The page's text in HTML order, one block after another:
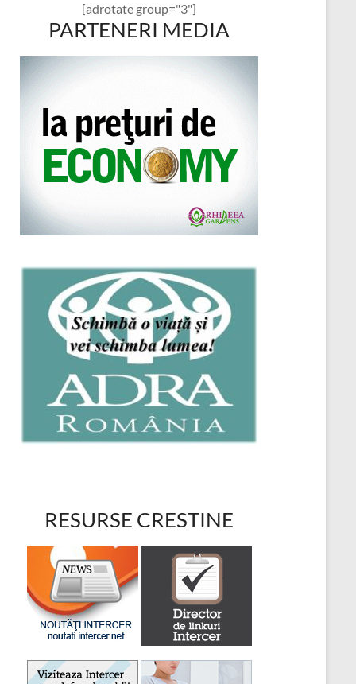
[adrotate group="3"]
PARTENERI MEDIA
RESURSE CRESTINE